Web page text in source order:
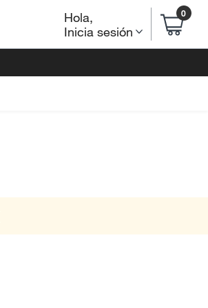
Hola,
Inicia sesión
0